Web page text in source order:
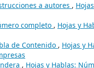
a autores ,
completo , Hojas y
de Contenido , Hojas y
, Hojas y Hablas: